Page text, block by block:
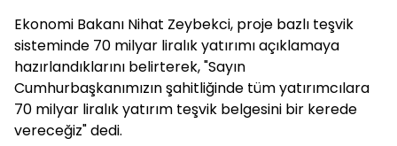
Ekonomi Bakanı Nihat Zeybekci, proje bazlı teşvik
sisteminde 70 milyar liralık yatırımı açıklamaya
hazırlandıklarını belirterek, "Sayın
Cumhurbaşkanımızın şahitliğinde tüm yatırımcılara
70 milyar liralık yatırım teşvik belgesini bir kerede
vereceğiz" dedi.